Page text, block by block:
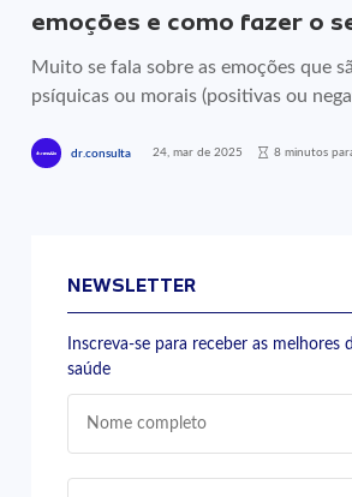
emoções e como fazer o
Muito se fala sobre as emoções que
psíquicas ou morais (positivas ou
dr.consulta 24, mar de 2025 8 minutos
NEWSLETTER
Inscreva-se para receber as melhores
saúde